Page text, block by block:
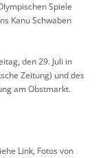
Spiele
Kanu Schwaben
den 29. Juli in
Zeitung) und des
am Obstmarkt.
Link, Fotos von